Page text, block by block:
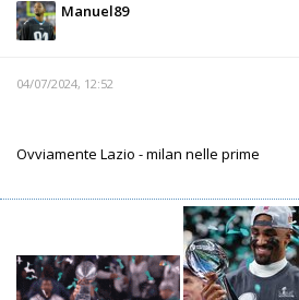
Manuel89
04/07/2024, 12:52
Ovviamente Lazio - milan nelle prime